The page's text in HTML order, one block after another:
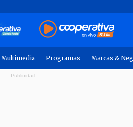
Multimedia Programas Marcas &